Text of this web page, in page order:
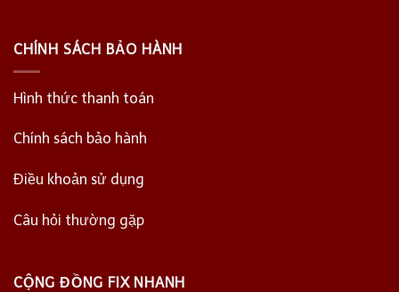
CHÍNH SÁCH BẢO HÀNH
Hình thức thanh toán
Chính sách bảo hành
Điều khoản sử dụng
Câu hỏi thường gặp
CỘNG ĐỒNG FIX NHANH